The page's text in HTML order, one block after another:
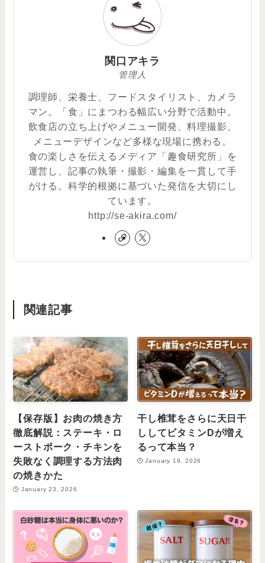
関口アキラ
管理人
調理師、栄養士、フードスタイリスト、カメラ
マン。「食」にまつわる幅広い分野で活動中。
飲食店の立ち上げやメニュー開発、料理撮影、
メニューデザインなど多様な現場に携わる。
食の楽しさを伝えるメディア「趣食研究所」を
運営し、記事の執筆・撮影・編集を一貫して手
がける。科学的根拠に基づいた発信を大切にし
ています。
http://se-akira.com/
関連記事
【保存版】お肉の焼き方
徹底解説：ステーキ・ロ
ーストポーク・チキンを
失敗なく調理する方法肉
の焼きかた
January 23, 2026
干し椎茸をさらに天日干
ししてビタミンDが増え
るって本当？
January 19, 2026